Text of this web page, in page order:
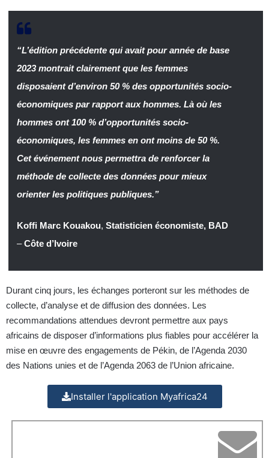
“L’édition précédente qui avait pour année de base
2023 montrait clairement que les femmes
disposaient d’environ 50 % des opportunités socio-
économiques par rapport aux hommes. Là où les
hommes ont 100 % d’opportunités socio-
économiques, les femmes en ont moins de 50 %.
Cet événement nous permettra de renforcer la
méthode de collecte des données pour mieux
orienter les politiques publiques.”
Koffi Marc Kouakou, Statisticien économiste, BAD
–Côte d’Ivoire
Durant cinq jours, les échanges porteront sur les méthodes de
collecte, d’analyse et de diffusion des données. Les
recommandations attendues devront permettre aux pays
africains de disposer d’informations plus fiables pour accélérer la
mise en œuvre des engagements de Pékin, de l’Agenda 2030
des Nations unies et de l’Agenda 2063 de l’Union africaine.
Installer l'application Myafrica24